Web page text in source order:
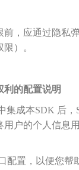
前，应通过隐私
）。
利的配置说明
集成本SDK 后
用户的个人信息
配置，以便您帮